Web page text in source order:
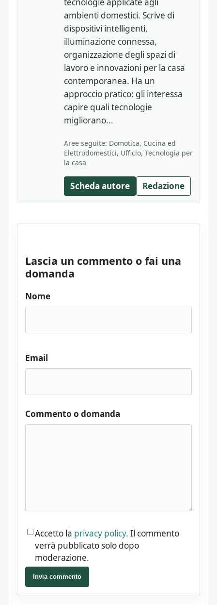
tecnologie applicate agli
ambienti domestici. Scrive di
dispositivi intelligenti,
illuminazione connessa,
organizzazione degli spazi di
lavoro e innovazioni per la casa
contemporanea. Ha un
approccio pratico: gli interessa
capire quali tecnologie
migliorano...
Aree seguite: Domotica, Cucina ed
Elettrodomestici, Ufficio, Tecnologia per
la casa
Scheda autore Redazione
Lascia un commento o fai una
domanda
Nome
Email
Commento o domanda
Accetto la privacy policy. Il commento
verrà pubblicato solo dopo
moderazione.
Invia commento